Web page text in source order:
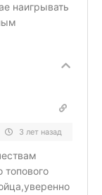
наигрывать
3 лет назад